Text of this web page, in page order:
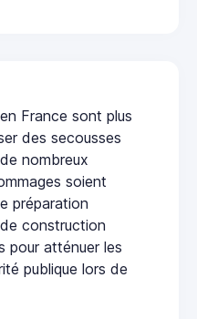
France sont plus
des secousses
nombreux
soient
préparation
construction
pour atténuer les
publique lors de